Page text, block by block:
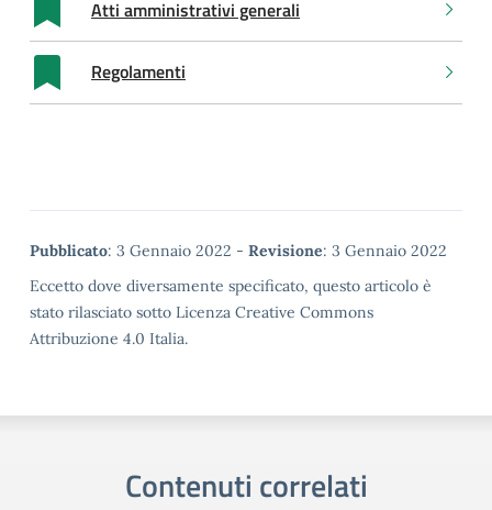
Atti amministrativi generali
Regolamenti
Metadata
Pubblicato: 3 Gennaio 2022 - Revisione: 3 Gennaio 2022
Eccetto dove diversamente specificato, questo articolo è
stato rilasciato sotto Licenza Creative Commons
Attribuzione 4.0 Italia.
Contenuti correlati